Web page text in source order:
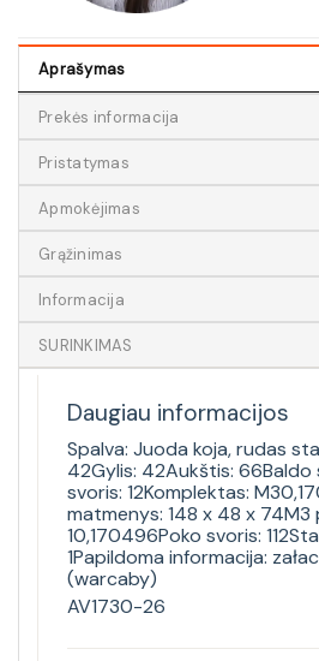
Aprašymas
Prekės informacija
Pristatymas
Apmokėjimas
Grąžinimas
Informacija
SURINKIMAS
Daugiau informacijos
Spalva: Juoda koja, rudas
42Gylis: 42Aukštis: 66Baldo
svoris: 12Komplektas:
matmenys: 148 x 48 x 74M3
10,170496Poko svoris:
1Papildoma informacija:
(warcaby)
AV1730-26